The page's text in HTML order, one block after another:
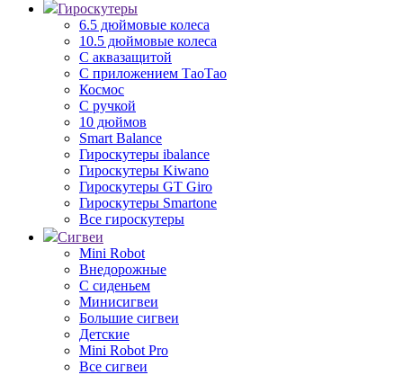
Гироскутеры
6.5 дюймовые колеса
10.5 дюймовые колеса
С аквазащитой
С приложением ТаоТао
Космос
С ручкой
10 дюймов
Smart Balance
Гироскутеры ibalance
Гироскутеры Kiwano
Гироскутеры GT Giro
Гироскутеры Smartone
Все гироскутеры
Сигвеи
Mini Robot
Внедорожные
С сиденьем
Минисигвеи
Большие сигвеи
Детские
Mini Robot Pro
Все сигвеи